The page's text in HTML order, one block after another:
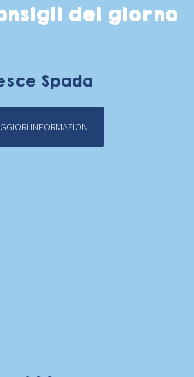
del giorno
Spada
INFORMAZIONI